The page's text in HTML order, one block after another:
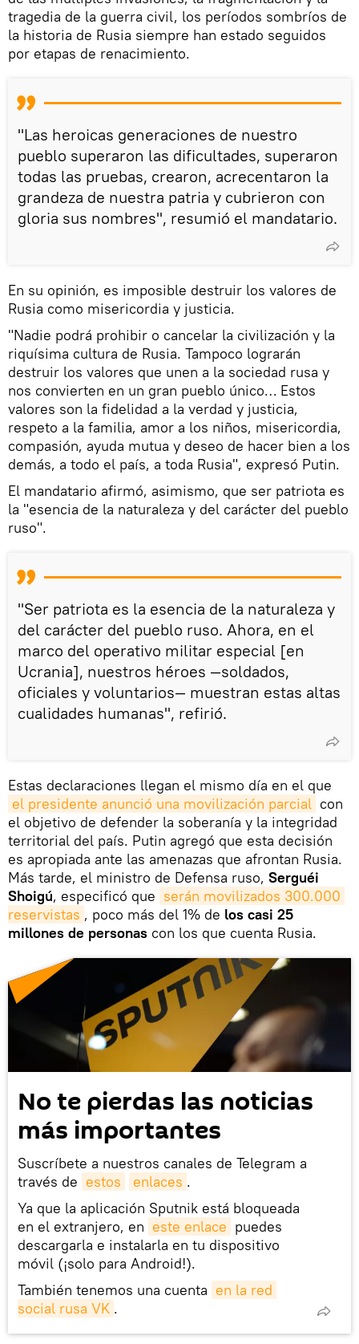
tragedia de la guerra civil, los períodos sombríos de
la historia de Rusia siempre han estado seguidos
por etapas de renacimiento.
"Las heroicas generaciones de nuestro
pueblo superaron las dificultades, superaron
todas las pruebas, crearon, acrecentaron la
grandeza de nuestra patria y cubrieron con
gloria sus nombres", resumió el mandatario.
En su opinión, es imposible destruir los valores de
Rusia como misericordia y justicia.
"Nadie podrá prohibir o cancelar la civilización y la
riquísima cultura de Rusia. Tampoco lograrán
destruir los valores que unen a la sociedad rusa y
nos convierten en un gran pueblo único… Estos
valores son la fidelidad a la verdad y justicia,
respeto a la familia, amor a los niños, misericordia,
compasión, ayuda mutua y deseo de hacer bien a los
demás, a todo el país, a toda Rusia", expresó Putin.
El mandatario afirmó, asimismo, que ser patriota es
la "esencia de la naturaleza y del carácter del pueblo
ruso".
"Ser patriota es la esencia de la naturaleza y
del carácter del pueblo ruso. Ahora, en el
marco del operativo militar especial [en
Ucrania], nuestros héroes —soldados,
oficiales y voluntarios— muestran estas altas
cualidades humanas", refirió.
Estas declaraciones llegan el mismo día en el que
el presidente anunció una movilización parcial con
el objetivo de defender la soberanía y la integridad
territorial del país. Putin agregó que esta decisión
es apropiada ante las amenazas que afrontan Rusia.
Más tarde, el ministro de Defensa ruso, Serguéi
Shoigú, especificó que serán movilizados 300.000
reservistas , poco más del 1% de los casi 25
millones de personas con los que cuenta Rusia.
No te pierdas las noticias
más importantes
Suscríbete a nuestros canales de Telegram a
través de estos enlaces .
Ya que la aplicación Sputnik está bloqueada
en el extranjero, en este enlace puedes
descargarla e instalarla en tu dispositivo
móvil (¡solo para Android!).
También tenemos una cuenta en la red
social rusa VK .